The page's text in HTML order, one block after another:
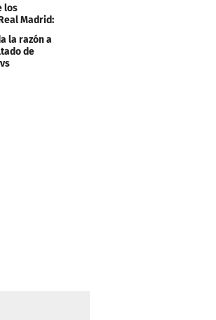
los
Madrid:
la razón a
de